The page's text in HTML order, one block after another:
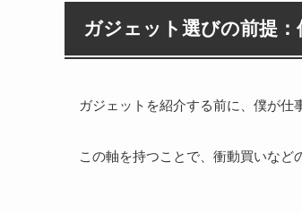
ガジェット選びの前提：
ガジェットを紹介する前に、僕が仕
この軸を持つことで、衝動買いなど